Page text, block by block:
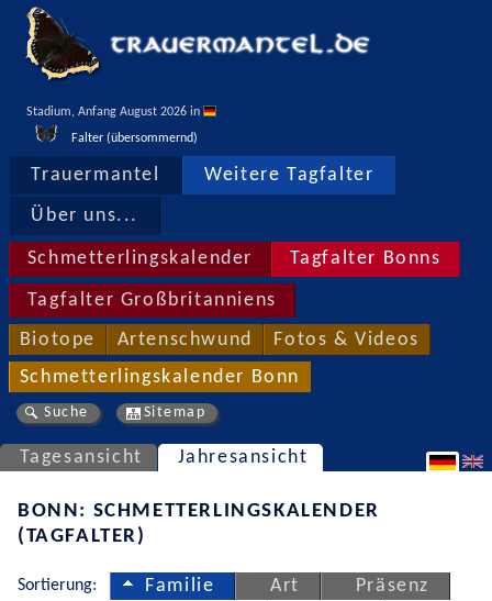
Stadium, Anfang August 2026 in
Falter (übersommernd)
Trauermantel Weitere Tagfalter
Über uns...
Schmetterlingskalender Tagfalter Bonns
Tagfalter Großbritanniens
Biotope Artenschwund Fotos & Videos
Schmetterlingskalender Bonn
Suche Sitemap
Tagesansicht Jahresansicht
BONN: SCHMETTERLINGSKALENDER
(TAGFALTER)
Sortierung: Familie Art
Präsenz